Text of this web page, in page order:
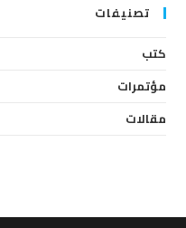
تصنيفات
كتب
مؤتمرات
مقالات